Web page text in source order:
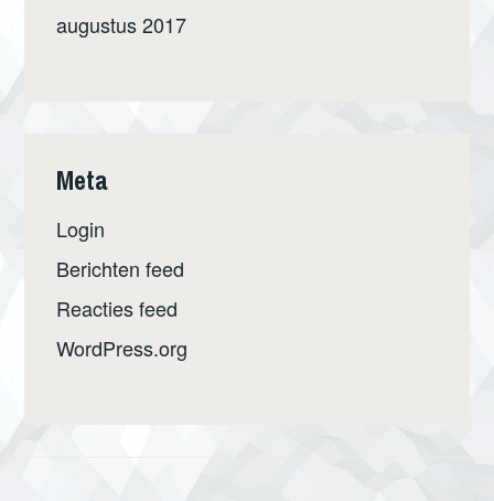
augustus 2017
Meta
Login
Berichten feed
Reacties feed
WordPress.org